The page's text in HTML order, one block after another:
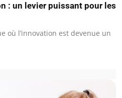
: un levier puissant pour les
où l’innovation est devenue un